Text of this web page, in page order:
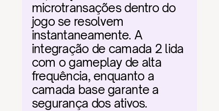
microtransações dentro do
jogo se resolvem
instantaneamente. A
integração de camada 2 lida
com o gameplay de alta
frequência, enquanto a
camada base garante a
segurança dos ativos.